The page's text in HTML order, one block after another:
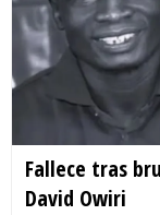
Fallece tras
David Owiri